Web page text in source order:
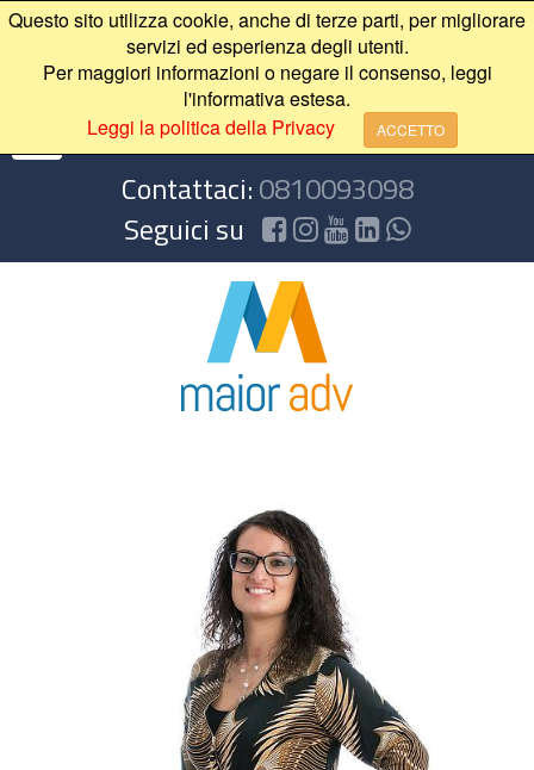
Questo sito utilizza cookie, anche di terze parti, per migliorare
servizi ed esperienza degli utenti.
Per maggiori informazioni o negare il consenso, leggi
l'informativa estesa.
Leggi la politica della Privacy
ACCETTO
Contattaci:0810093098
Seguici su